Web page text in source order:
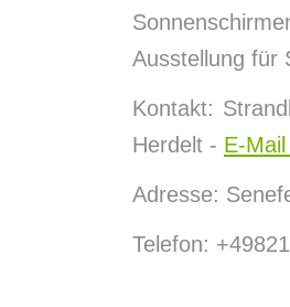
Ausstellung für
Kontakt:
Herdelt - E-
Adresse:
Telefon: